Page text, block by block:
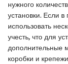
нужного
установки. Если
использовать
учесть, что для
дополнительные
коробки и